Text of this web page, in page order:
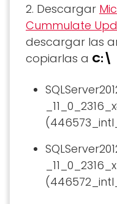
2. Descargar
Cummulate
descargar las
copiarlas a C:\